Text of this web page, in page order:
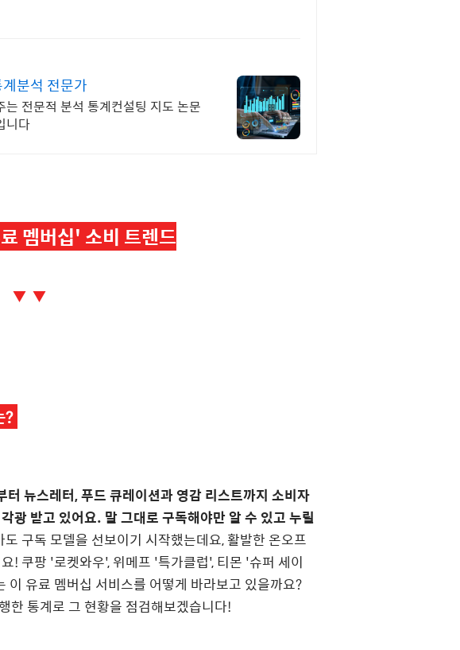
분석 전문가
전문적 분석 통계컨설팅 지도 논문
니다
멤버십' 소비 트렌드
▼ ▼
?
터 뉴스레터, 푸드 큐레이션과 영감 리스트까지 소비자
광 받고 있어요. 말 그대로 구독해야만 알 수 있고 누릴
구독 모델을 선보이기 시작했는데요, 활발한 온오프
! 쿠팡 '로켓와우', 위메프 '특가클럽', 티몬 '슈퍼 세이
유료 멤버십 서비스를 어떻게 바라보고 있을까요?
한 통계로 그 현황을 점검해보겠습니다!